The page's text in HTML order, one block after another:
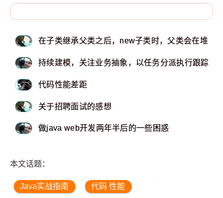
在子类继承父类之后，new子类时，父类会在堆内
持续建模，关注业务抽象，以任务分派执行跟踪系
代码性能差距
关于招聘面试的感想
做java web开发两年半后的一些困惑
本文话题：
Java实战指南 代码 性能